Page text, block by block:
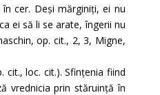
cer. Deși mărginiți, ei nu
ei să li se arate, îngerii nu
op. cit., 2, 3, Migne,
cit., loc. cit.). Sfințenia fiind
vrednicia prin stăruință în